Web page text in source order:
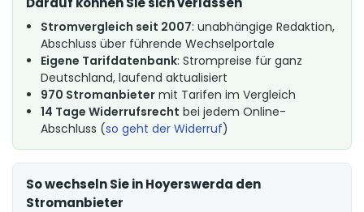
Stromvergleich seit 2007: unabhängige Redaktion,
Abschluss über führende Wechselportale
Eigene Tarifdatenbank: Strompreise für ganz
Deutschland, laufend aktualisiert
970 Stromanbieter mit Tarifen im Vergleich
14 Tage Widerrufsrecht bei jedem Online-
Abschluss (so geht der Widerruf)
So wechseln Sie in Hoyerswerda den
Stromanbieter